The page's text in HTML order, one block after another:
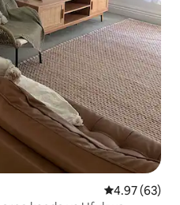
Ukadiriaji wa
4.97 (63)